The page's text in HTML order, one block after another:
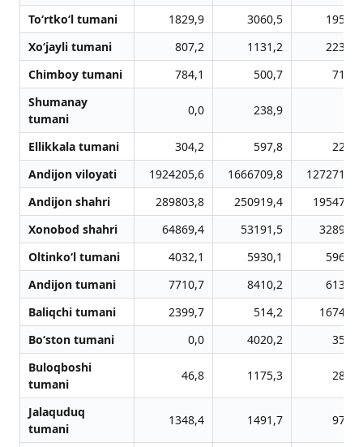
To‘rtko‘l tumani 1829,9 3060,5
1952,3
Xo‘jayli tumani
807,2 1131,2
2235,0
Chimboy tumani
784,1 500,7
715,9
Shumanay
tumani
0,0 238,9
Ellikkala tumani 304,2 597,8
225,9
Andijon viloyati
1924205,6 1666709,8
1272711,9
Andijon shahri
289803,8 250919,4
195473,3
Xonobod shahri
64869,4 53191,5
32893,0
Oltinko‘l tumani
4032,1 5930,1
5967,1
Andijon tumani
7710,7 8410,2
6130,6
Baliqchi tumani
2399,7 514,2
16746,0
Bo‘ston tumani
0,0 4020,2
359,0
Buloqboshi
tumani
46,8 1175,3 281,8
Jalaquduq
tumani
1348,4 1491,7 976,9